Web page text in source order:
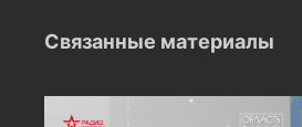
Связанные материалы